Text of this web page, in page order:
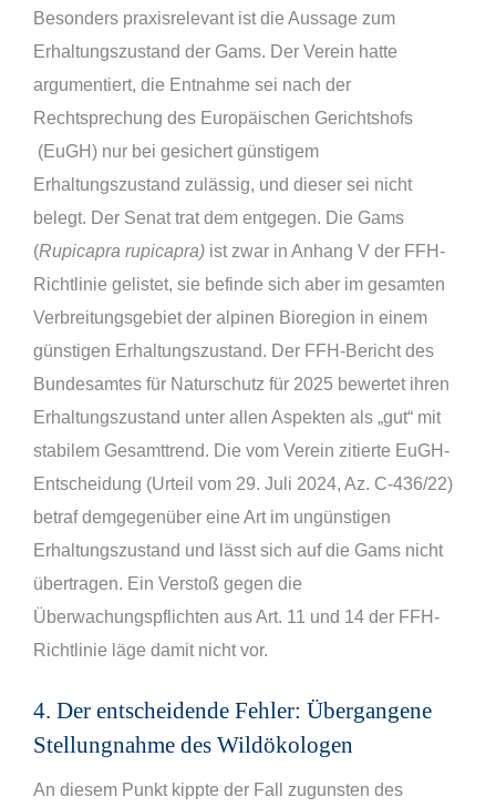
Besonders praxisrelevant ist die Aussage zum
Erhaltungszustand der Gams. Der Verein hatte
argumentiert, die Entnahme sei nach der
Rechtsprechung des Europäischen Gerichtshofs
(EuGH) nur bei gesichert günstigem
Erhaltungszustand zulässig, und dieser sei nicht
belegt. Der Senat trat dem entgegen. Die Gams
(Rupicapra rupicapra) ist zwar in Anhang V der FFH-
Richtlinie gelistet, sie befinde sich aber im gesamten
Verbreitungsgebiet der alpinen Bioregion in einem
günstigen Erhaltungszustand. Der FFH-Bericht des
Bundesamtes für Naturschutz für 2025 bewertet ihren
Erhaltungszustand unter allen Aspekten als „gut“ mit
stabilem Gesamttrend. Die vom Verein zitierte EuGH-
Entscheidung (Urteil vom 29. Juli 2024, Az. C-436/22)
betraf demgegenüber eine Art im ungünstigen
Erhaltungszustand und lässt sich auf die Gams nicht
übertragen. Ein Verstoß gegen die
Überwachungspflichten aus Art. 11 und 14 der FFH-
Richtlinie läge damit nicht vor.
4. Der entscheidende Fehler: Übergangene
Stellungnahme des Wildökologen
An diesem Punkt kippte der Fall zugunsten des